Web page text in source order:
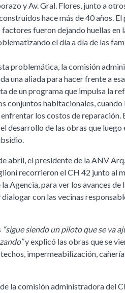
y Av. Gral. Flores, junto a
hace más de 40 años.
fueron dejando huellas en
el día a día de las
problemática, la comisión
una aliada para hacer frente a
de un programa que impulsa la
conjuntos habitacionales, cuando
los costos de reparación.
desarrollo de las obras que luego
abril, el presidente de la ANV
recorrieron el CH 42 junto al
Agencia, para ver los avances de
con las vecinas
“sigue siendo un piloto que se va
y explicó las obras que se
impermeabilización,
la comisión administradora del